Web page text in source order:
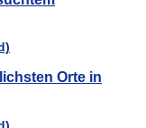
Orte in